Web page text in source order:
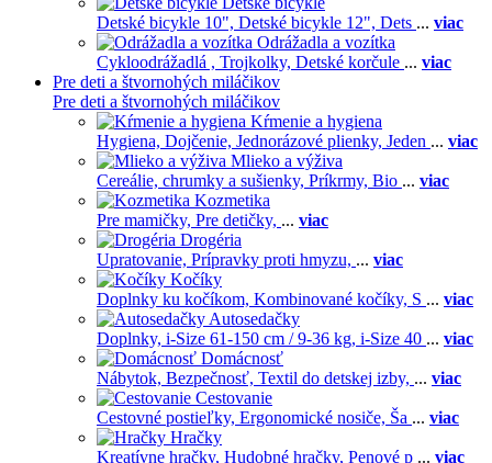
Detské bicykle 10", Detské bicykle 12", Dets ... viac
Odrážadla a vozítka
Cykloodrážadlá , Trojkolky, Detské korčule ... viac
Pre deti a štvornohých miláčikov
Pre deti a štvornohých miláčikov
Kŕmenie a hygiena
Hygiena, Dojčenie, Jednorázové plienky, Jeden ... viac
Mlieko a výživa
Cereálie, chrumky a sušienky, Príkrmy, Bio ... viac
Kozmetika
Pre mamičky, Pre detičky, ... viac
Drogéria
Upratovanie, Prípravky proti hmyzu, ... viac
Kočíky
Doplnky ku kočíkom, Kombinované kočíky, S ... viac
Autosedačky
Doplnky, i-Size 61-150 cm / 9-36 kg, i-Size 40 ... viac
Domácnosť
Nábytok, Bezpečnosť, Textil do detskej izby, ... viac
Cestovanie
Cestovné postieľky, Ergonomické nosiče, Ša ... viac
Hračky
Kreatívne hračky, Hudobné hračky, Penové p ... viac